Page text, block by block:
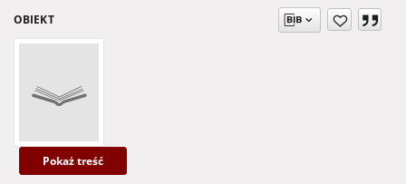
OBIEKT
Pokaż treść